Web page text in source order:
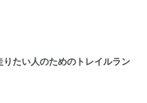
たい人のためのトレイルラン